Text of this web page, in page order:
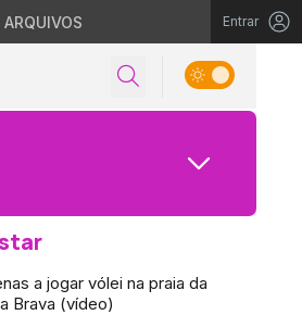
ARQUIVOS Entrar
a jogar vólei na praia da
Brava (vídeo)